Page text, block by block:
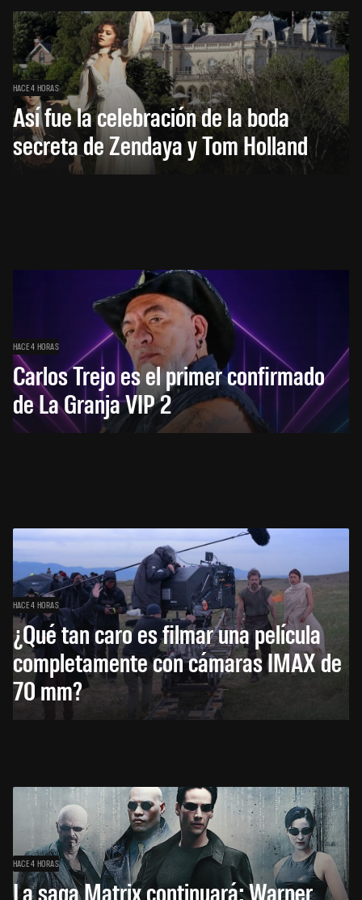
HACE 4 HORAS
Así fue la celebración de la boda
secreta de Zendaya y Tom Holland
HACE 4 HORAS
Carlos Trejo es el primer confirmado
de La Granja VIP 2
HACE 4 HORAS
¿Qué tan caro es filmar una película
completamente con cámaras IMAX de
70 mm?
HACE 4 HORAS
La saga Matrix continuará: Warner